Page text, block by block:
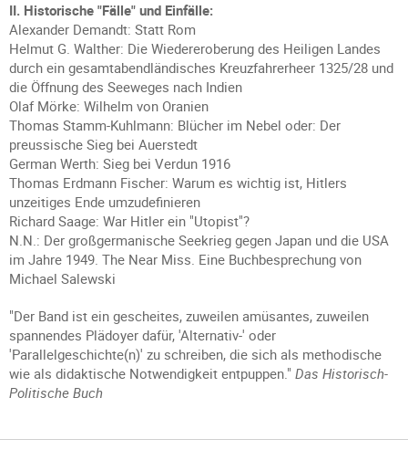
II. Historische "Fälle" und Einfälle:
Alexander Demandt: Statt Rom
Helmut G. Walther: Die Wiedereroberung des Heiligen Landes
durch ein gesamtabendländisches Kreuzfahrerheer 1325/28 und
die Öffnung des Seeweges nach Indien
Olaf Mörke: Wilhelm von Oranien
Thomas Stamm-Kuhlmann: Blücher im Nebel oder: Der
preussische Sieg bei Auerstedt
German Werth: Sieg bei Verdun 1916
Thomas Erdmann Fischer: Warum es wichtig ist, Hitlers
unzeitiges Ende umzudefinieren
Richard Saage: War Hitler ein "Utopist"?
N.N.: Der großgermanische Seekrieg gegen Japan und die USA
im Jahre 1949. The Near Miss. Eine Buchbesprechung von
Michael Salewski
"Der Band ist ein gescheites, zuweilen amüsantes, zuweilen
spannendes Plädoyer dafür, 'Alternativ-' oder
'Parallelgeschichte(n)' zu schreiben, die sich als methodische
wie als didaktische Notwendigkeit entpuppen." Das Historisch-
Politische Buch